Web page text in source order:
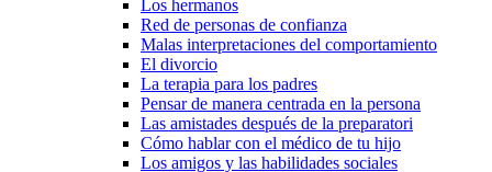
Los hermanos
Red de personas de confianza
Malas interpretaciones del comportamiento
El divorcio
La terapia para los padres
Pensar de manera centrada en la persona
Las amistades después de la preparatori
Cómo hablar con el médico de tu hijo
Los amigos y las habilidades sociales